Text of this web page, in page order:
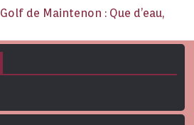
Golf de Maintenon : Que d’eau,